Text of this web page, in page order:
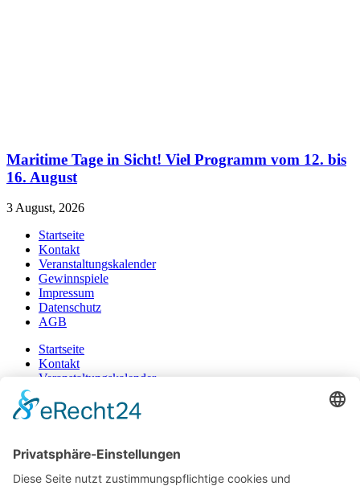
Maritime Tage in Sicht! Viel Programm vom 12. bis
16. August
3 August, 2026
Startseite
Kontakt
Veranstaltungskalender
Gewinnspiele
Impressum
Datenschutz
AGB
Startseite
Kontakt
Veranstaltungskalender
Impressum
Datenschutz
+49 471 983 37-0